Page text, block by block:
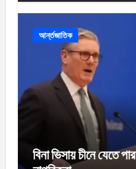
আর্ন্তজাতিক
বিনা ভিসায় চীনে যেতে